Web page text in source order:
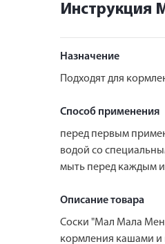
Инструкция
Назначение
Подходят для
Способ применения
перед первым
водой со
мыть перед каждым
Описание товара
Соски "Мал Мала
кормления кашами и